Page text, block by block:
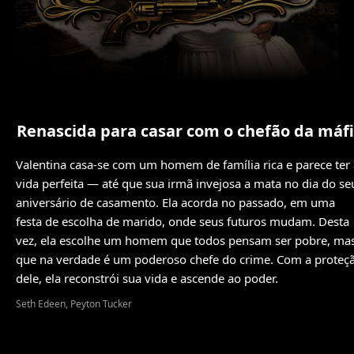
Renascida para casar com o chefão da
Valentina casa-se com um homem de família rica e parece ter
vida perfeita — até que sua irmã invejosa a mata no dia do
aniversário de casamento. Ela acorda no passado, em uma
festa de escolha de marido, onde seus futuros mudam. Desta
vez, ela escolhe um homem que todos pensam ser pobre,
que na verdade é um poderoso chefe do crime. Com a
dele, ela reconstrói sua vida e ascende ao poder.
Seth Edeen, Peyton Tucker